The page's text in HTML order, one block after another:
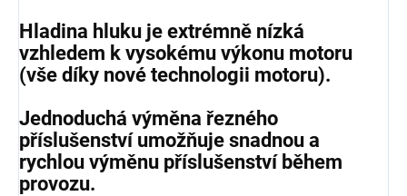
Hladina hluku je extrémně nízká
vzhledem k vysokému výkonu motoru
(vše díky nové technologii motoru).
Jednoduchá výměna řezného
příslušenství umožňuje snadnou a
rychlou výměnu příslušenství během
provozu.